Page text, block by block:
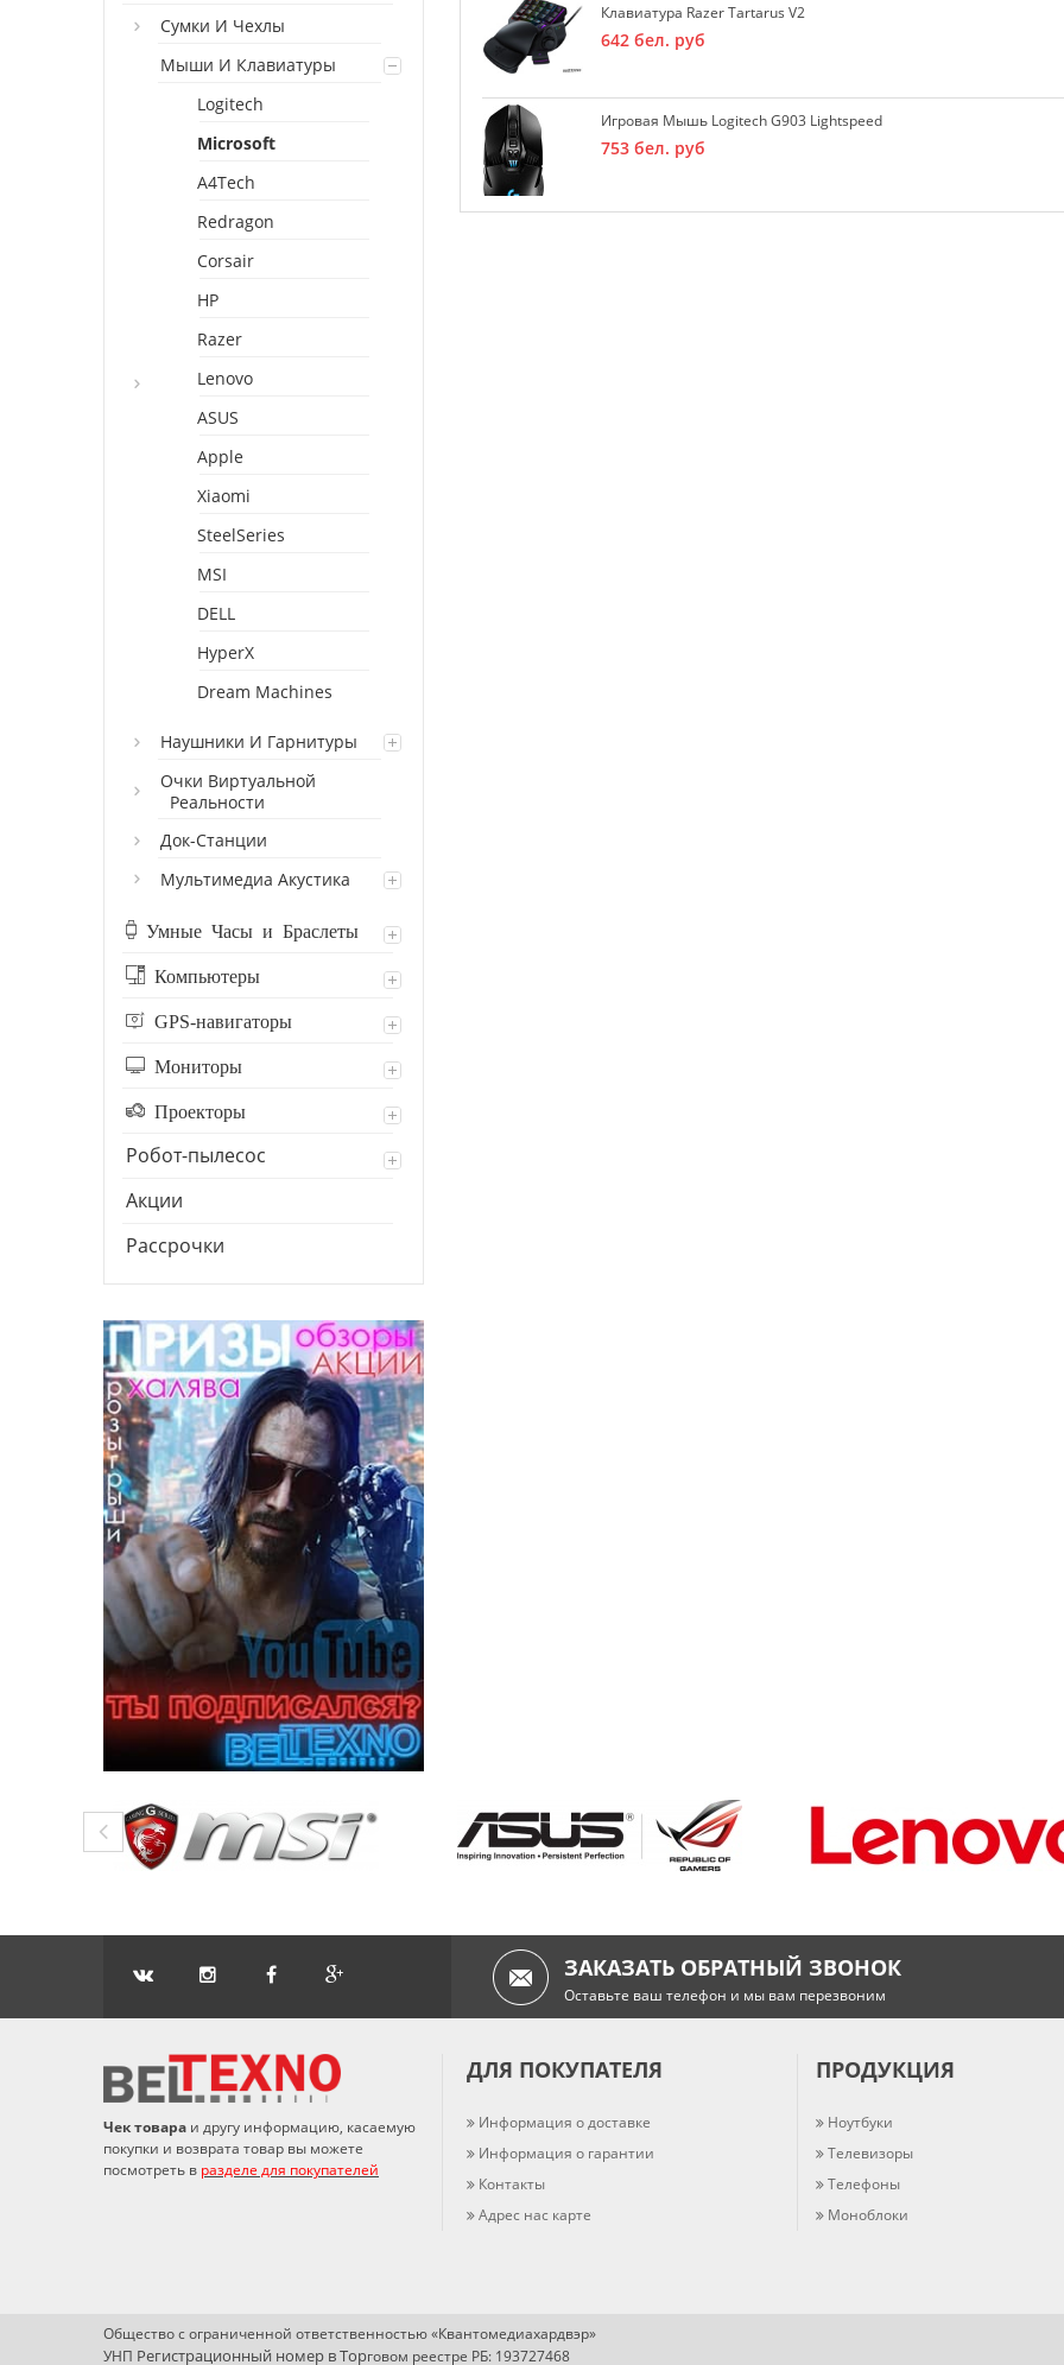
Сумки И Чехлы
Мыши И Клавиатуры
Logitech
Microsoft
A4Tech
Redragon
Corsair
HP
Razer
Lenovo
ASUS
Apple
Xiaomi
SteelSeries
MSI
DELL
HyperX
Dream Machines
Наушники И Гарнитуры
Реальности
Док-Станции
Мультимедиа Акустика
Умные Часы и Браслеты
Компьютеры
GPS-навигаторы
Мониторы
Проекторы
Робот-пылесос
Акции
Рассрочки
Клавиатура Razer Tartarus V2
642 бел. руб
Игровая Мышь Logitech G903 Lightspeed
753 бел. руб
ЗАКАЗАТЬ ОБРАТНЫЙ ЗВОНОК
Оставьте ваш телефон и мы вам перезвоним
Чек товара и другу информацию, касаемую
покупки и возврата товар вы можете
посмотреть в разделе для покупателей
ДЛЯ ПОКУПАТЕЛЯ
Информация о доставке
Информация о гарантии
Контакты
Адрес нас карте
ПРОДУКЦИЯ
Ноутбуки
Телевизоры
Телефоны
Моноблоки
Общество с ограниченной ответственностью «Квантомедиахардвэр»
УНП Регистрационный номер в Торговом реестре РБ: 193727468